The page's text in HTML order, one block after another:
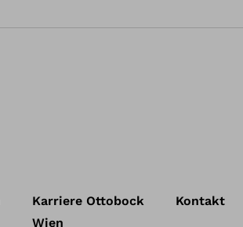
Karriere Ottobock
Wien
Kontakt